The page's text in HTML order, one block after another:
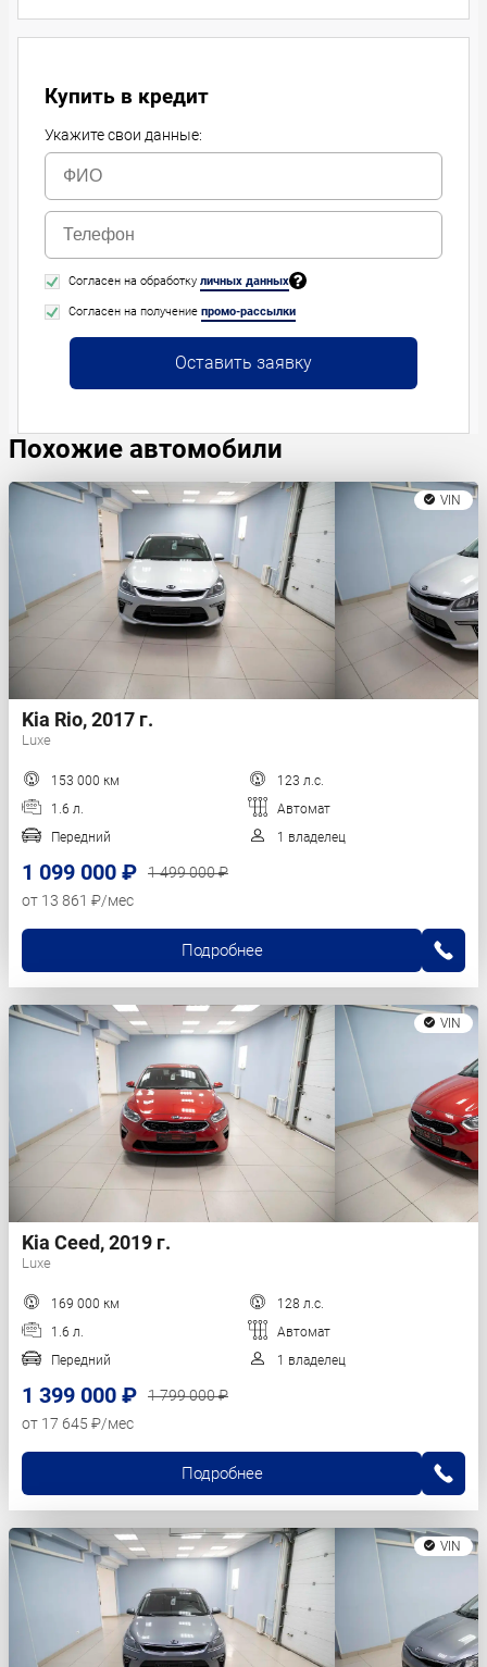
Купить в кредит
Укажите свои данные:
Согласен на обработку личных данных
Согласен на получение промо-рассылки
Оставить заявку
Похожие автомобили
VIN
Kia Rio, 2017 г.
Luxe
153 000 км
123 л.с.
1.6 л.
Автомат
Передний
1 владелец
1 099 000 ₽
1 499 000 ₽
от 13 861 ₽/мес
Подробнее
VIN
Kia Ceed, 2019 г.
Luxe
169 000 км
128 л.с.
1.6 л.
Автомат
Передний
1 владелец
1 399 000 ₽
1 799 000 ₽
от 17 645 ₽/мес
Подробнее
VIN